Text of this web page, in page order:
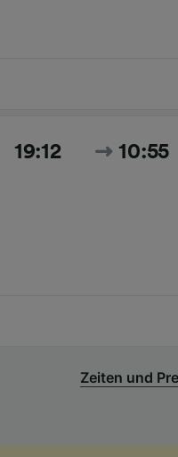
19:12 10:55
Zeiten und